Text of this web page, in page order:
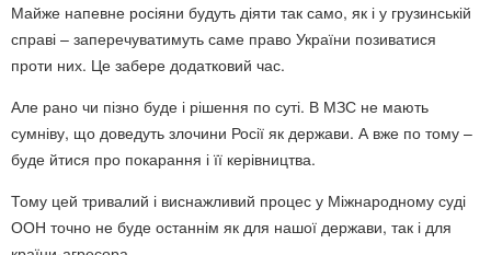
Майже напевне росіяни будуть діяти так само, як і у грузинській
справі – заперечуватимуть саме право України позиватися
проти них. Це забере додатковий час.
Але рано чи пізно буде і рішення по суті. В МЗС не мають
сумніву, що доведуть злочини Росії як держави. А вже по тому –
буде йтися про покарання і її керівництва.
Тому цей тривалий і виснажливий процес у Міжнародному суді
ООН точно не буде останнім як для нашої держави, так і для